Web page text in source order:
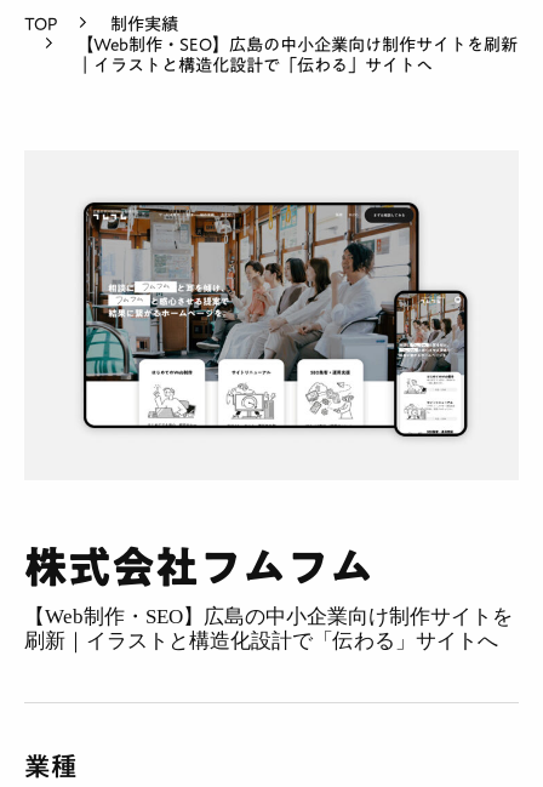
サービス案内
会社紹介
BLOG
TOP
制作実績
【Web制作・SEO】広島の中小企業向け制作サイトを刷新
｜イラストと構造化設計で「伝わる」サイトへ
株式会社フムフム
【Web制作・SEO】広島の中小企業向け制作サイトを
刷新｜イラストと構造化設計で「伝わる」サイトへ
業種